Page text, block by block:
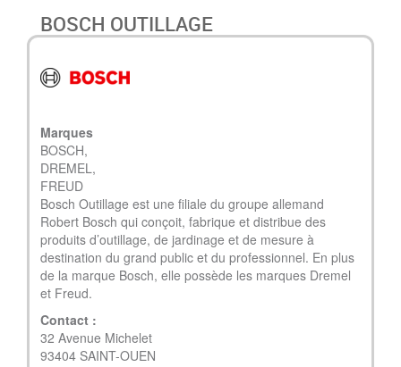
BOSCH OUTILLAGE
Marques
BOSCH,
DREMEL,
FREUD
Bosch Outillage est une filiale du groupe allemand
Robert Bosch qui conçoit, fabrique et distribue des
produits d’outillage, de jardinage et de mesure à
destination du grand public et du professionnel. En plus
de la marque Bosch, elle possède les marques Dremel
et Freud.
Contact :
32 Avenue Michelet
93404 SAINT-OUEN